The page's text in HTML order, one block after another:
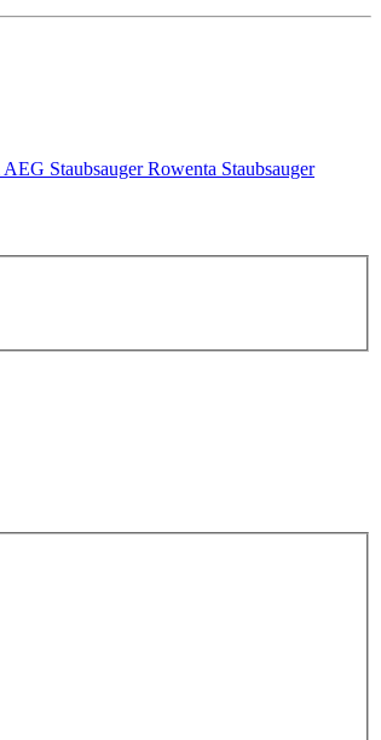
AEG StaubsaugerRowenta Staubsauger